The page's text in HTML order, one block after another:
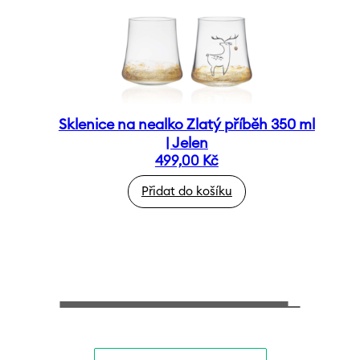
Sklenice na nealko Zlatý příběh 350 ml
| Jelen
499,00 Kč
Přidat do košíku